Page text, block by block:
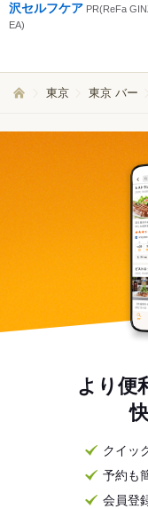
沢セルフケア PR(ReFa
EA)
東京 東京 バー
より便
クイッ
予約も
会員登